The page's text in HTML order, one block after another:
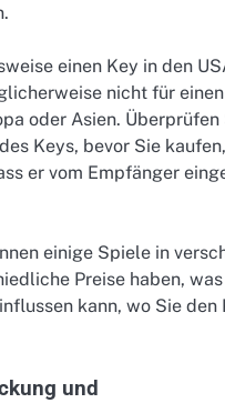
einen Key in den
nicht für einen
oder Asien. Überprüfen
Keys, bevor Sie
er vom Empfänger
einige Spiele in
Preise haben,
kann, wo Sie den
und